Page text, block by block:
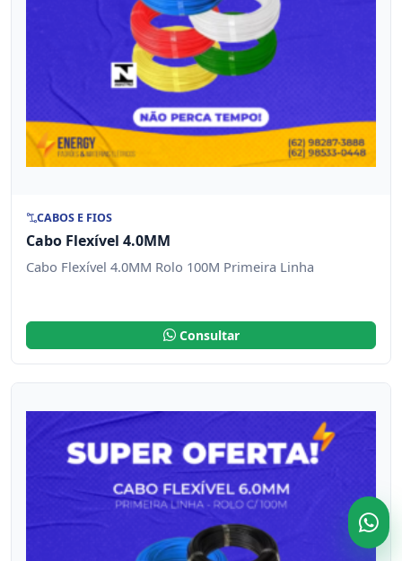
CABOS E FIOS
Cabo Flexível 4.0MM
Cabo Flexível 4.0MM Rolo 100M Primeira Linha
Consultar